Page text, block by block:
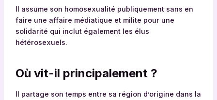
Il assume son homosexualité publiquement sans en
faire une affaire médiatique et milite pour une
solidarité qui inclut également les élus
hétérosexuels.
Où vit-il principalement ?
Il partage son temps entre sa région d’origine dans la